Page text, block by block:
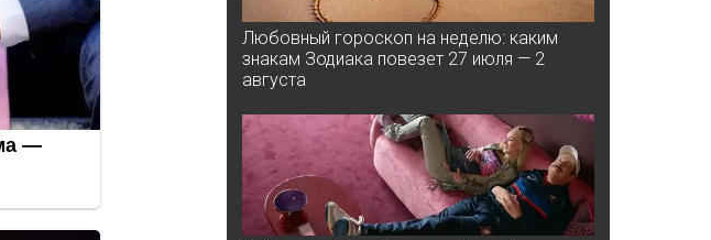
Любовный гороскоп на неделю: каким
знакам Зодиака повезет 27 июля — 2
августа